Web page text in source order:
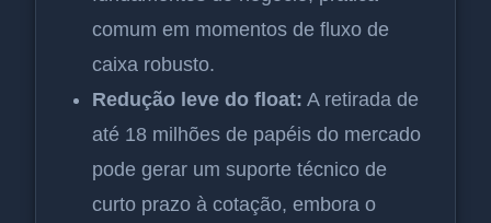
comum em momentos de fluxo de
caixa robusto.
Redução leve do float: A retirada de
até 18 milhões de papéis do mercado
pode gerar um suporte técnico de
curto prazo à cotação, embora o